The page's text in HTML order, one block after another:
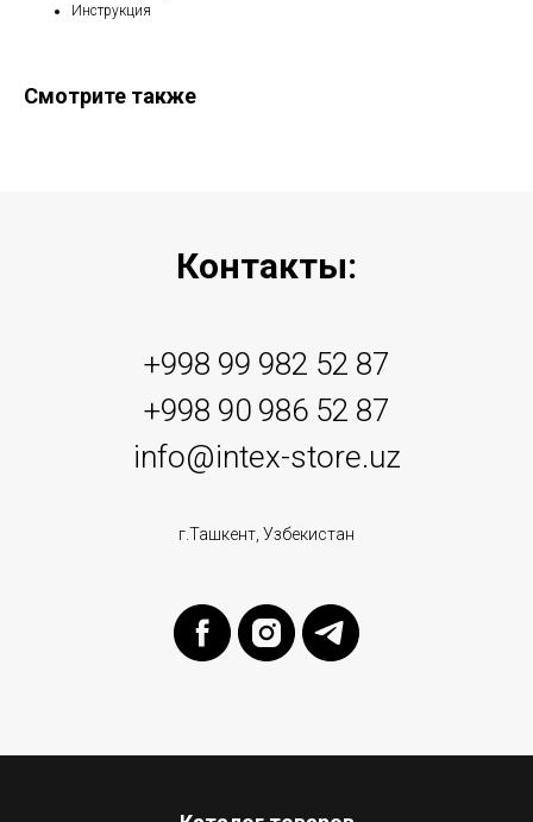
Инструкция
Смотрите также
Контакты:
+998 99 982 52 87
+998 90 986 52 87
info@intex-store.uz
г.Ташкент, Узбекистан